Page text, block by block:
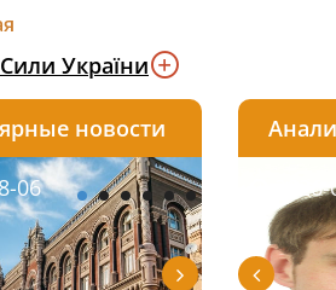
України
новости
06 2026-08-
08-03